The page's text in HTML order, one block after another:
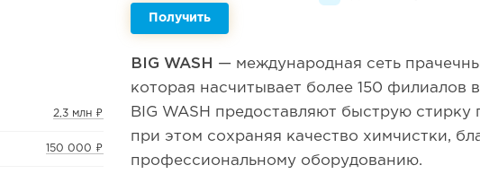
2,3 млн ₽
150 000 ₽
Получить
BIG WASH
— международная сеть
которая насчитывает более 150 филиалов
BIG WASH предоставляют быструю
при этом сохраняя качество химчистки,
профессиональному оборудованию.